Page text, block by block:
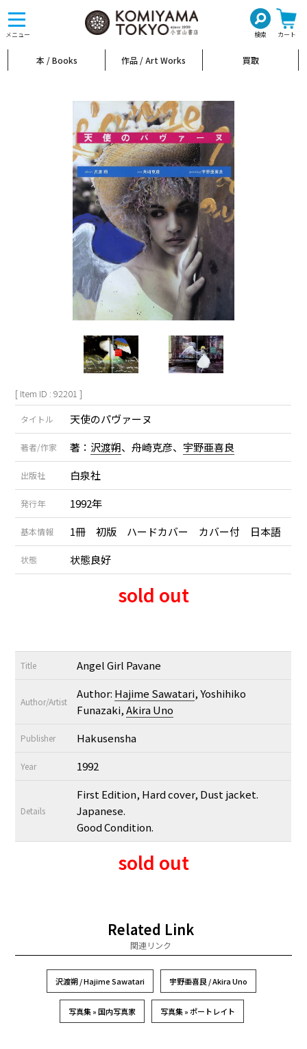
メニュー 検索 カート
toggle
navigation
本 / Books 作品 / Art Works 買取
[ Item ID : 92201 ]
タイトル 天使のパヴァーヌ
著者/作家 著： 沢渡朔、舟崎克彦、 宇野亜喜良
出版社 白泉社
発行年 1992年
基本情報 1冊 初版 ハードカバー カバー付 日本語
状態 状態良好
sold out
Title Angel Girl Pavane
Author/Artist
Author: Hajime Sawatari, Yoshihiko
Funazaki,Akira Uno
Publisher Hakusensha
Year 1992
Details
First Edition, Hard cover, Dust jacket.
Japanese.
Good Condition.
sold out
Related Link
関連リンク
沢渡朔 / Hajime Sawatari 宇野亜喜良 / Akira Uno
写真集 » 国内写真家 写真集 » ポートレイト